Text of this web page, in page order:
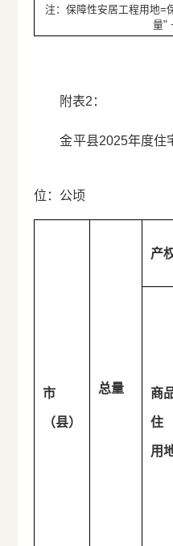
注：保障性安居工程用地=
量"
附表2：
金平县2025年度
位：公顷
市
（县）
总量
产
商
住
用